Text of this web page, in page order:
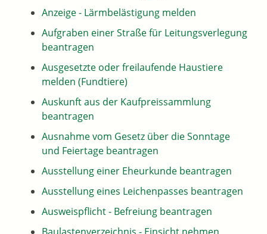
Anzeige - Lärmbelästigung melden
Aufgraben einer Straße für Leitungsverlegung
beantragen
Ausgesetzte oder freilaufende Haustiere
melden (Fundtiere)
Auskunft aus der Kaufpreissammlung
beantragen
Ausnahme vom Gesetz über die Sonntage
und Feiertage beantragen
Ausstellung einer Eheurkunde beantragen
Ausstellung eines Leichenpasses beantragen
Ausweispflicht - Befreiung beantragen